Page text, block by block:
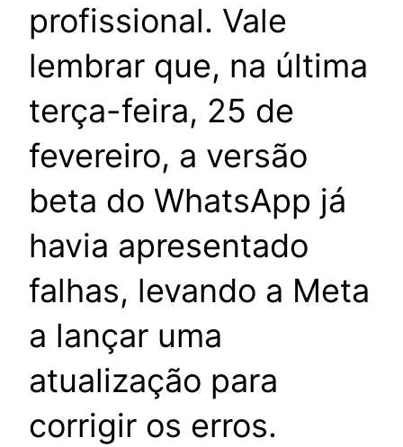
profissional. Vale
lembrar que, na última
terça-feira, 25 de
fevereiro, a versão
beta do WhatsApp já
havia apresentado
falhas, levando a Meta
a lançar uma
atualização para
corrigir os erros.